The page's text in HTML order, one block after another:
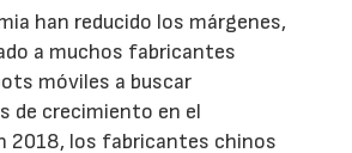
han reducido los márgenes,
a muchos fabricantes
móviles a buscar
de crecimiento en el
2018, los fabricantes chinos